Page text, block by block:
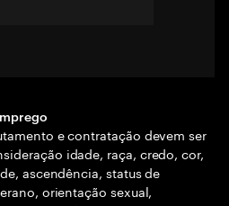
e contratação devem ser
idade, raça, credo, cor,
ascendência, status de
orientação sexual,